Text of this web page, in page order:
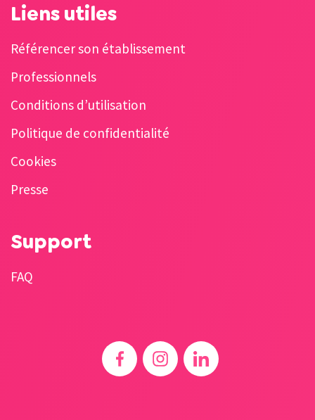
Liens utiles
Référencer son établissement
Professionnels
Conditions d’utilisation
Politique de confidentialité
Cookies
Presse
Support
FAQ